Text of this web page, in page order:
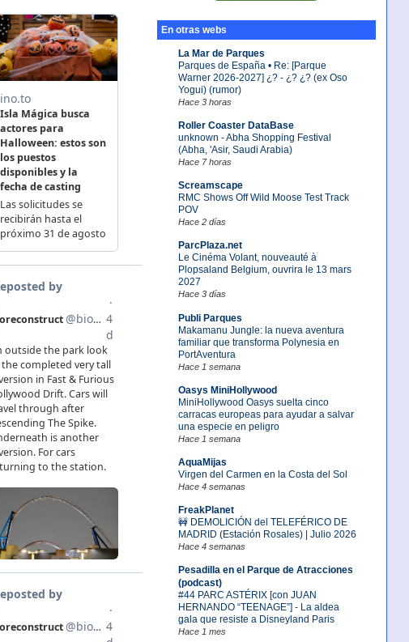
En otras webs
La Mar de Parques
Parques de España • Re: [Parque
Warner 2026-2027] ¿? - ¿? ¿? (ex Oso
Yogui) (rumor)
Hace 3 horas
Roller Coaster DataBase
unknown - Abha Shopping Festival
(Abha, 'Asir, Saudi Arabia)
Hace 7 horas
Screamscape
RMC Shows Off Wild Moose Test Track
POV
Hace 2 días
ParcPlaza.net
Le Cinéma Volant, nouveauté à
Plopsaland Belgium, ouvrira le 13 mars
2027
Hace 3 días
Publi Parques
Makamanu Jungle: la nueva aventura
familiar que transforma Polynesia en
PortAventura
Hace 1 semana
Oasys MiniHollywood
MiniHollywood Oasys suelta cinco
carracas europeas para ayudar a salvar
una especie en peligro
Hace 1 semana
AquaMijas
Virgen del Carmen en la Costa del Sol
Hace 4 semanas
FreakPlanet
🚧 DEMOLICIÓN del TELEFÉRICO DE
MADRID (Estación Rosales) | Julio 2026
Hace 4 semanas
Pesadilla en el Parque de Atracciones
(podcast)
#44 PARC ASTÉRIX [con JUAN
HERNANDO “TEENAGE”] - La aldea
gala que resiste a Disneyland Paris
Hace 1 mes